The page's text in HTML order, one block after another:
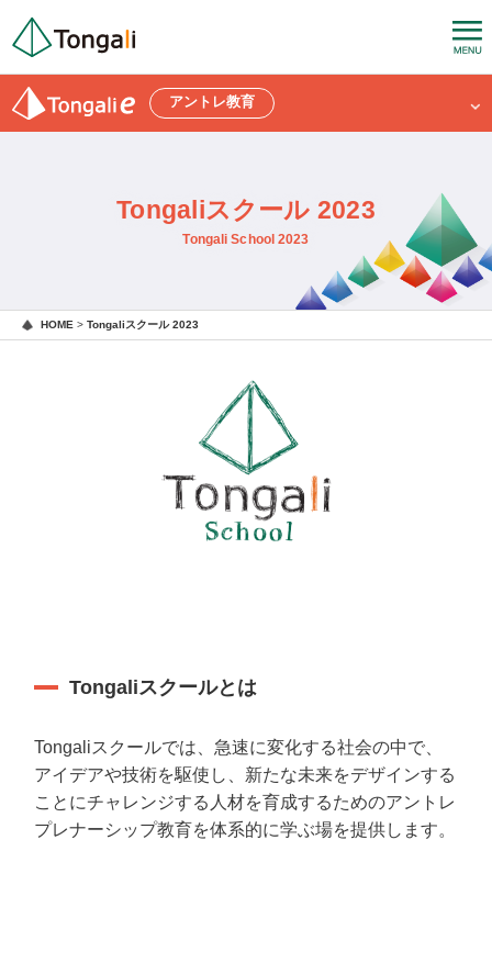
アントレ教育
Tongaliスクール 2023
Tongali School 2023
HOME > Tongaliスクール 2023
Tongaliスクールとは
Tongaliスクールでは、急速に変化する社会の中で、
アイデアや技術を駆使し、新たな未来をデザインする
ことにチャレンジする人材を育成するためのアントレ
プレナーシップ教育を体系的に学ぶ場を提供します。